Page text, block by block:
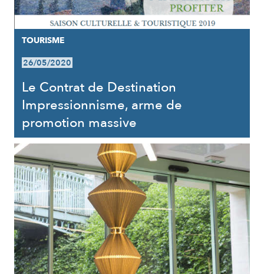
TOURISME
26/05/2020
Le Contrat de Destination
Impressionnisme, arme de
promotion massive